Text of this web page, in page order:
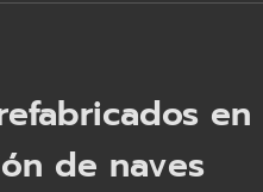
indu
en
de naves